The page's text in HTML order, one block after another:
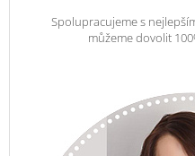
Spolupracujeme s
můžeme dovolit